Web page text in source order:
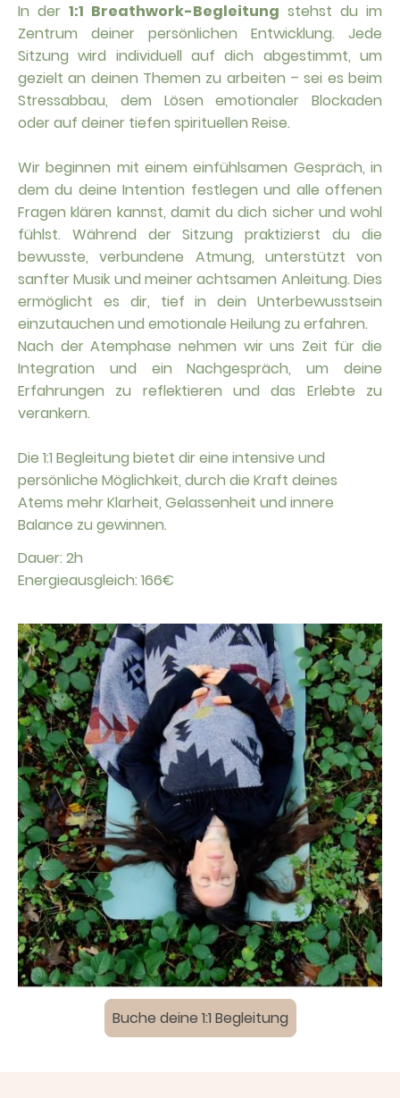
In der 1:1 Breathwork-Begleitung stehst du im
Zentrum deiner persönlichen Entwicklung. Jede
Sitzung wird individuell auf dich abgestimmt, um
gezielt an deinen Themen zu arbeiten – sei es beim
Stressabbau, dem Lösen emotionaler Blockaden
oder auf deiner tiefen spirituellen Reise.
Wir beginnen mit einem einfühlsamen Gespräch, in
dem du deine Intention festlegen und alle offenen
Fragen klären kannst, damit du dich sicher und wohl
fühlst. Während der Sitzung praktizierst du die
bewusste, verbundene Atmung, unterstützt von
sanfter Musik und meiner achtsamen Anleitung. Dies
ermöglicht es dir, tief in dein Unterbewusstsein
einzutauchen und emotionale Heilung zu erfahren.
Nach der Atemphase nehmen wir uns Zeit für die
Integration und ein Nachgespräch, um deine
Erfahrungen zu reflektieren und das Erlebte zu
verankern.
Die 1:1 Begleitung bietet dir eine intensive und
persönliche Möglichkeit, durch die Kraft deines
Atems mehr Klarheit, Gelassenheit und innere
Balance zu gewinnen.
Dauer: 2h
Energieausgleich: 166€
Buche deine 1:1 Begleitung